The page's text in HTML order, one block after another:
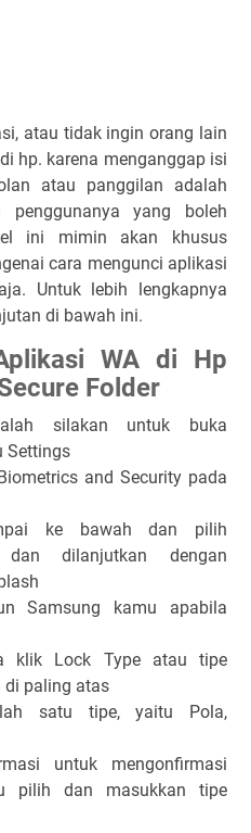
atau tidak ingin orang lain
hp. karena menganggap isi
atau panggilan adalah
yang boleh
ini mimin akan khusus
cara mengunci aplikasi
Untuk lebih lengkapnya
di bawah ini.
WA di Hp
Folder
silakan untuk buka
Settings
and Security pada
ke bawah dan pilih
dilanjutkan dengan
Samsung kamu apabila
klik Lock Typeatau tipe
di paling atas
satu tipe, yaitu Pola,
untuk mengonfirmasi
pilih dan masukkan tipe